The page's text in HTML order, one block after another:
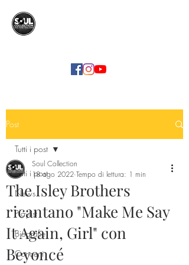
Post
Tutti i post
News
Playlist
Biografie
Concerti
Tutti i post
The Isley Brothers
ricantano "Make Me Say
It Again, Girl" con
Beyoncé
Soul Collection
18 ago 2022 Tempo di lettura: 1 min